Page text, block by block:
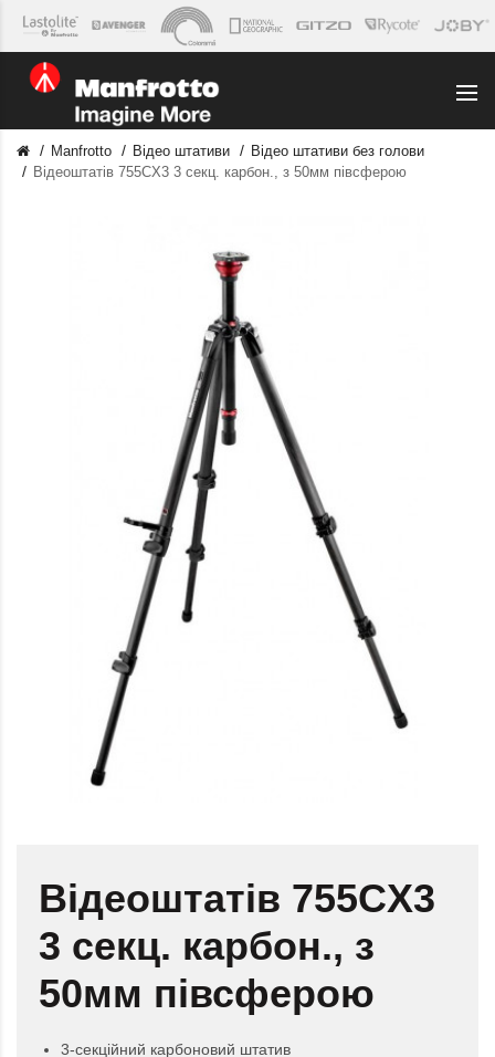
Manfrotto Відео штативи
Відео штативи без голови
Відеоштатів 755CX3 3 секц. карбон., з 50мм півсферою
Відеоштатів 755CX3
3 секц. карбон., з
50мм півсферою
3-секційний карбоновий штатив